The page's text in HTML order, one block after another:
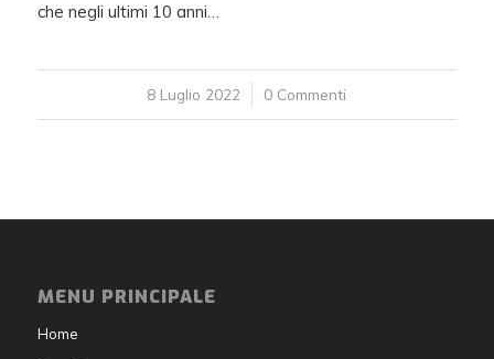
che negli ultimi 10 anni…
8 Luglio 2022
/ 0 Commenti
MENU PRINCIPALE
Home